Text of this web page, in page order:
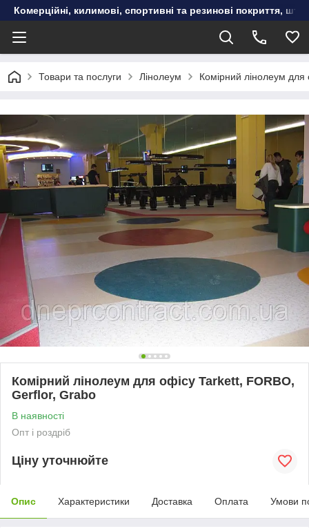
Комерційні, килимові, спортивні та резинові покриття,
Товари та послуги Лінолеум Комірний лінолеум
Комірний лінолеум для офісу Tarkett, FORBO,
Gerflor, Grabo
В наявності
Опт і роздріб
Ціну уточнюйте
Опис Характеристики Доставка Оплата Умови